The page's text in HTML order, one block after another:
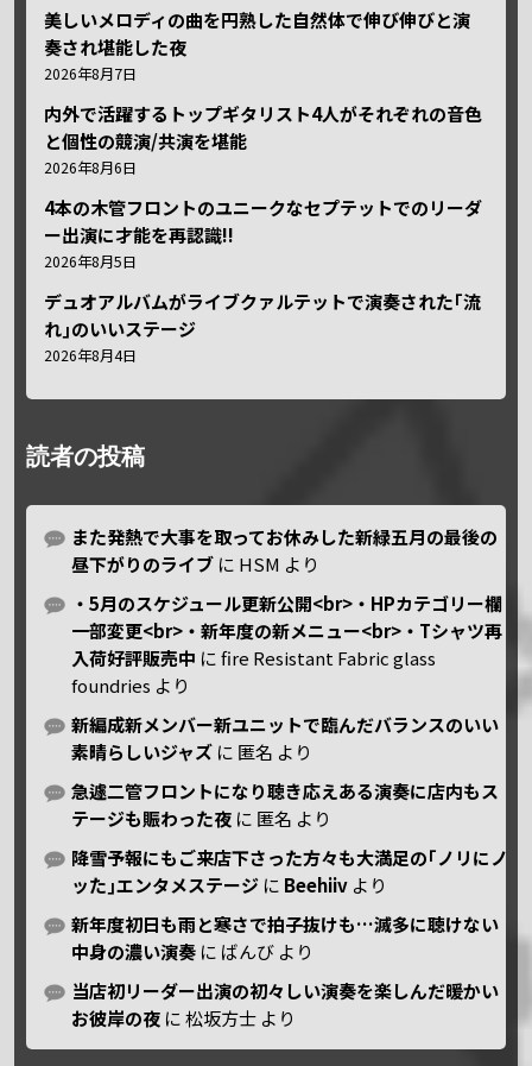
美しいメロディの曲を円熟した自然体で伸び伸びと演
奏され堪能した夜
2026年8月7日
内外で活躍するトップギタリスト4人がそれぞれの音色
と個性の競演/共演を堪能
2026年8月6日
4本の木管フロントのユニークなセプテットでのリーダ
ー出演に才能を再認識!!
2026年8月5日
デュオアルバムがライブクァルテットで演奏された｢流
れ｣のいいステージ
2026年8月4日
読者の投稿
また発熱で大事を取ってお休みした新緑五月の最後の
昼下がりのライブ に HSM より
・5月のスケジュール更新公開<br>・HPカテゴリー欄
一部変更<br>・新年度の新メニュー<br>・Tシャツ再
入荷好評販売中 にfire Resistant Fabric glass
foundries より
新編成新メンバー新ユニットで臨んだバランスのいい
素晴らしいジャズ に 匿名 より
急遽二管フロントになり聴き応えある演奏に店内もス
テージも賑わった夜 に 匿名 より
降雪予報にもご来店下さった方々も大満足の｢ノリにノ
ッた｣エンタメステージ に Beehiiv より
新年度初日も雨と寒さで拍子抜けも…滅多に聴けない
中身の濃い演奏 に ばんび より
当店初リーダー出演の初々しい演奏を楽しんだ暖かい
お彼岸の夜 に松坂方士 より